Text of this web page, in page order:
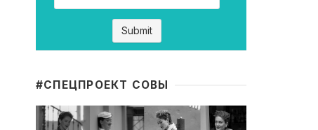
#CПЕЦПРОЕКТ СОВЫ